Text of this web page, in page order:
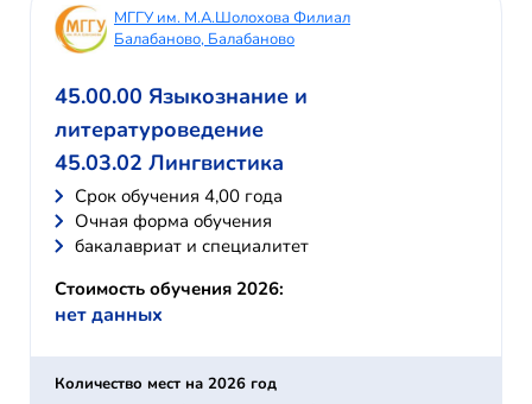
МГГУ им. М.А.Шолохова Филиал
Балабаново, Балабаново
45.00.00 Языкознание и
литературоведение
45.03.02 Лингвистика
Cрок обучения 4,00 года
Очная форма обучения
бакалавриат и специалитет
Стоимость обучения 2026:
нет данных
Количество мест на 2026 год